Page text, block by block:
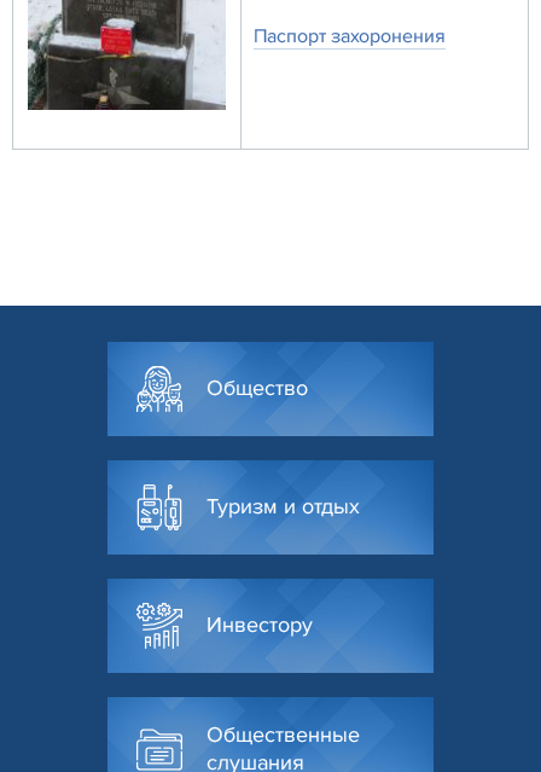
Паспорт захоронения
Общество
Туризм и отдых
Инвестору
Общественные
слушания